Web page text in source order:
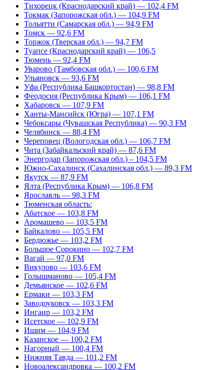
Тихорецк (Краснодарский край) — 102,4 FM
Токмак (Запорожская обл.) — 104,9 FM
Тольятти (Самарская обл.) — 94,9 FM
Томск — 92,6 FM
Торжок (Тверская обл.) — 94,7 FM
Туапсе (Краснодарский край) — 106,5
Тюмень — 92,4 FM
Уварово (Тамбовская обл.) — 100,6 FM
Ульяновск — 93,6 FM
Уфа (Республика Башкортостан) — 98,8 FM
Феодосия (Республика Крым) — 106,1 FM
Хабаровск — 107,9 FM
Ханты-Мансийск (Югра) — 107,1 FM
Чебоксары (Чувашская Республика) — 90,3 FM
Челябинск — 88,4 FM
Череповец (Вологодская обл.) — 106,7 FM
Чита (Забайкальский край) — 87,6 FM
Энергодар (Запорожская обл.) – 104,5 FM
Южно-Сахалинск (Сахалинская обл.) — 89,3 FM
Якутск — 87,9 FM
Ялта (Республика Крым) — 106,8 FM
Ярославль — 98,3 FM
Тюменская область:
Абатское — 103,8 FM
Аромашево — 103,5 FM
Байкалово — 105,5 FM
Бердюжье — 103,2 FM
Большое Сорокино — 102,7 FM
Вагай — 97,0 FM
Викулово — 103,6 FM
Голышманово — 105,4 FM
Демьянское — 102,6 FM
Ермаки — 103,3 FM
Заводоуковск — 103,3 FM
Ингаир — 103,2 FM
Исетское — 102,9 FM
Ишим — 104,9 FM
Казанское — 100,2 FM
Нагорный — 100,4 FM
Нижняя Тавда — 101,2 FM
Новоалександровка — 100,2 FM